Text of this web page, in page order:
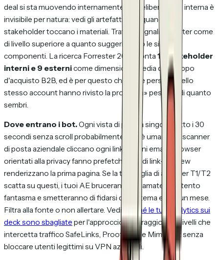
deal si sta muovendo internamente. La deliberazione interna è
invisibile per natura: vedi gli artefatti solo quando gli
stakeholder toccano i materiali. Tratta i segnali in cluster come
di livello superiore a quanto suggeriscono le singole
componenti. La ricerca Forrester 2024 conta 13 stakeholder
interni e 9 esternicome dimensione media del gruppo
d'acquisto B2B, ed è per questo che «due persone dello
stesso account hanno rivisto la proposta» pesa più di quanto
sembri.
Dove entrano i bot.Ogni vista di pagina singola sotto i 30
secondi senza scroll probabilmente non è umana. Gli scanner
di posta aziendale cliccano ogni link in ogni email; i browser
orientati alla privacy fanno prefetch; i bot di link-preview
renderizzano la prima pagina. Se la tua soglia di alert per T1/T2
scatta su questi, i tuoi AE bruceranno chiamate su intento
fantasma e smetteranno di fidarsi del sistema entro un mese.
Filtra alla fonte o non allertare. Vedi
perché le tue analytics sui
deck sono sbagliate per l'approccio di filtraggio a tre livelli che
intercetta traffico SafeLinks, Proofpoint e Mimecast senza
bloccare utenti legittimi su VPN aziendali.